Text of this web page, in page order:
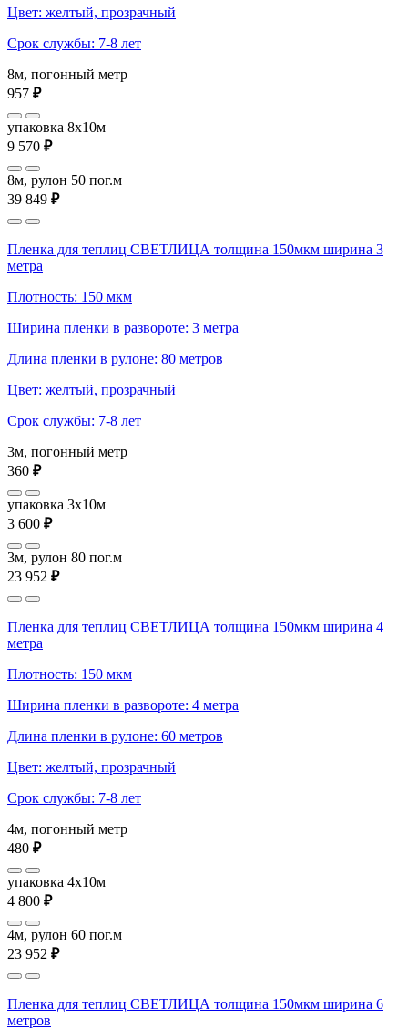
Цвет: желтый, прозрачный
Срок службы: 7-8 лет
8м, погонный метр
957 ₽
упаковка 8x10м
9 570 ₽
8м, рулон 50 пог.м
39 849 ₽
Пленка для теплиц СВЕТЛИЦА толщина 150мкм ширина 3
метра
Плотность: 150 мкм
Ширина пленки в развороте: 3 метра
Длина пленки в рулоне: 80 метров
Цвет: желтый, прозрачный
Срок службы: 7-8 лет
3м, погонный метр
360 ₽
упаковка 3x10м
3 600 ₽
3м, рулон 80 пог.м
23 952 ₽
Пленка для теплиц СВЕТЛИЦА толщина 150мкм ширина 4
метра
Плотность: 150 мкм
Ширина пленки в развороте: 4 метра
Длина пленки в рулоне: 60 метров
Цвет: желтый, прозрачный
Срок службы: 7-8 лет
4м, погонный метр
480 ₽
упаковка 4x10м
4 800 ₽
4м, рулон 60 пог.м
23 952 ₽
Пленка для теплиц СВЕТЛИЦА толщина 150мкм ширина 6
метров